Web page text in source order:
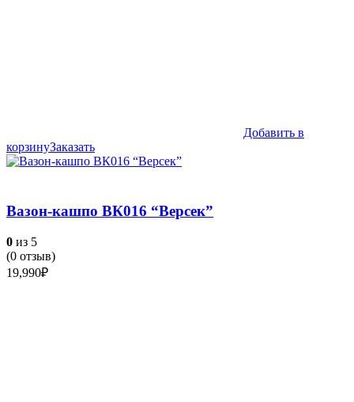
Добавить в
корзинуЗаказать
Вазон-кашпо ВК016 “Версек”
0 из 5
(0 отзыв)
19,990₽